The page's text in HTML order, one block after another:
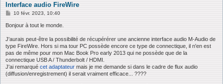
Interface audio FireWire
M
s
g
e
10 févr. 2023, 10:40
Bonjour à tout le monde.
J'aurais peut-être la possibilité de récupérérer une ancienne interface audio M-Audio de
type FireWire. Hors si ma tour PC possède encore ce type de connectique, il n'en est
pas de même pour mon Mac Book Pro early 2013 qui ne possède que de la
connectique USB A / Thunderbolt / HDMI.
J'ai remarqué cet adaptateur mais je me demande si dans le cadre de flux audio
(diffusion/enregistrement) il serait vraiment efficace... ????